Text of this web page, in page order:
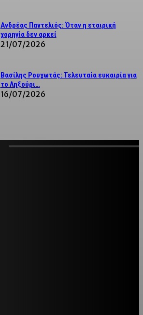
Ανδρέας Παντελιός: Όταν η εταιρική
χορηγία δεν αρκεί
21/07/2026
Βασίλης Ρουχωτάς: Τελευταία ευκαιρία για
το Ληξούρι…
16/07/2026